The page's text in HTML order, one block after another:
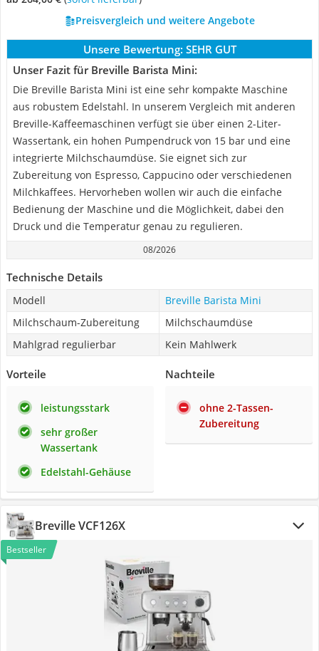
Preisvergleich und weitere Angebote
Unsere Bewertung: SEHR GUT
Unser Fazit für Breville Barista Mini:
Die Breville Barista Mini ist eine sehr kompakte Maschine
aus robustem Edelstahl. In unserem Vergleich mit anderen
Breville-Kaffeemaschinen verfügt sie über einen 2-Liter-
Wassertank, ein hohen Pumpendruck von 15 bar und eine
integrierte Milchschaumdüse. Sie eignet sich zur
Zubereitung von Espresso, Cappucino oder verschiedenen
Milchkaffees. Hervorheben wollen wir auch die einfache
Bedienung der Maschine und die Möglichkeit, dabei den
Druck und die Temperatur genau zu regulieren.
08/2026
Technische Details
Modell
Breville Barista Mini
Milchschaum-Zubereitung
Milchschaumdüse
Mahlgrad regulierbar
Kein Mahlwerk
Vorteile
leistungsstark
sehr großer
Wassertank
Edelstahl-Gehäuse
Nachteile
ohne 2-Tassen-
Zubereitung
Breville VCF126X
Bestseller